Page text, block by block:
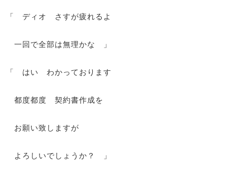
「 ディオ さすが疲れるよ
一回で全部は無理かな 」
「 はい わかっております
都度都度 契約書作成を
お願い致しますが
よろしいでしょうか？ 」